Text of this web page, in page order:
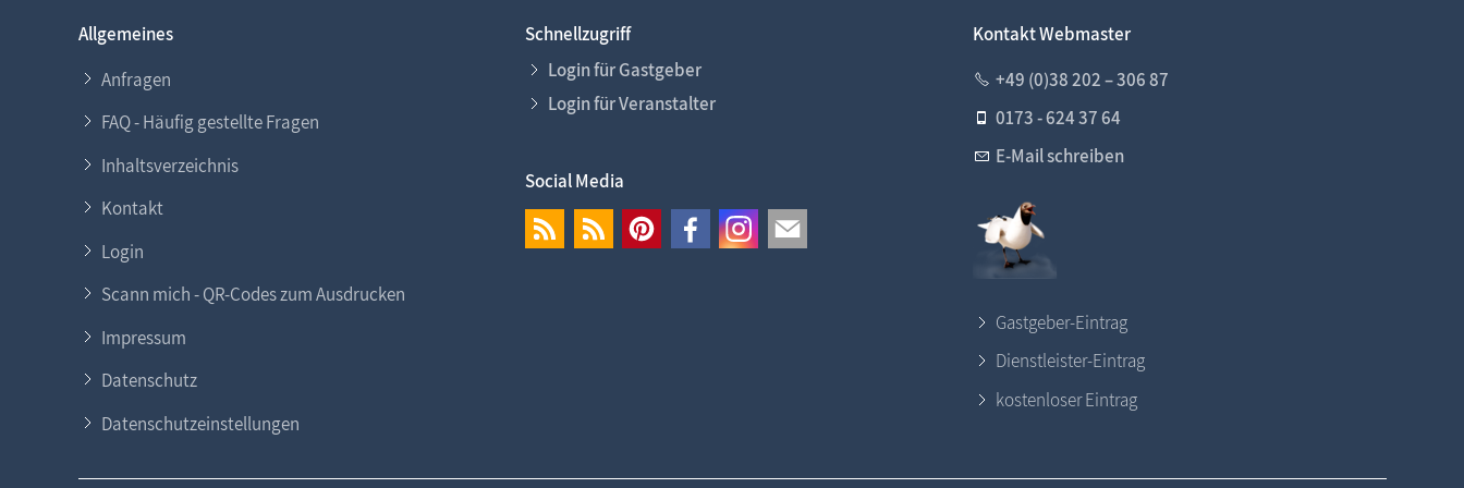
Allgemeines
Anfragen
FAQ - Häufig gestellte Fragen
Inhaltsverzeichnis
Kontakt
Login
Scann mich - QR-Codes zum Ausdrucken
Impressum
Datenschutz
Datenschutzeinstellungen
Schnellzugriff
Login für Gastgeber
Login für Veranstalter
Social Media
Kontakt Webmaster
+49 (0)38 202 – 306 87
0173 - 624 37 64
E-Mail schreiben
Gastgeber-Eintrag
Dienstleister-Eintrag
kostenloser Eintrag